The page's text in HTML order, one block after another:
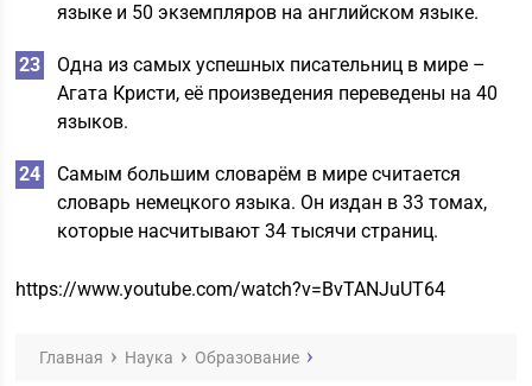
языке и 50 экземпляров на английском языке.
Одна из самых успешных писательниц в мире –
Агата Кристи, её произведения переведены на 40
языков.
Самым большим словарём в мире считается
словарь немецкого языка. Он издан в 33 томах,
которые насчитывают 34 тысячи страниц.
https://www.youtube.com/watch?v=BvTANJuUT64
Главная Наука Образование